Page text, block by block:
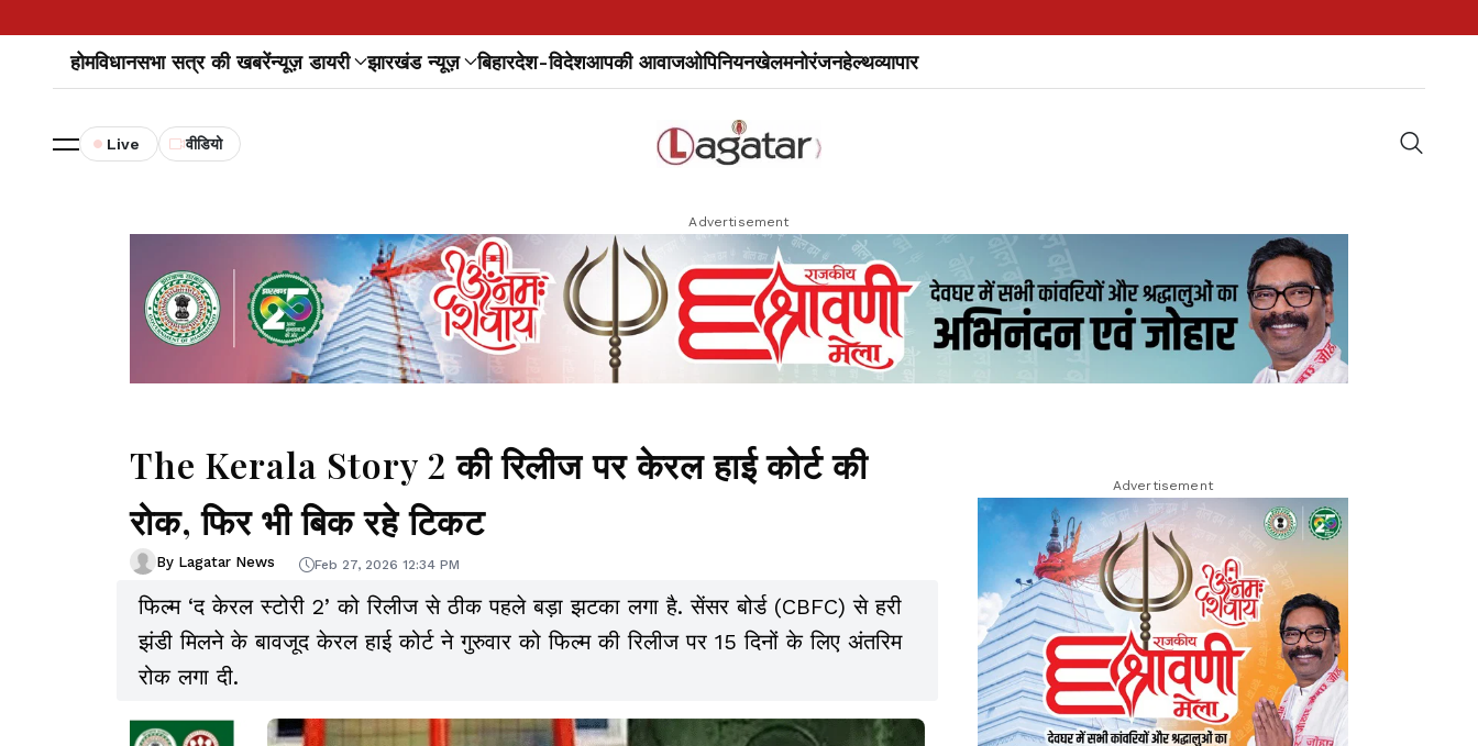
होमविधानसभा सत्र की खबरेंन्यूज़ डायरी झारखंड न्यूज़ बिहारदेश-विदेशआपकी आवाजओपिनियनखेलमनोरंजनहेल्थव्यापार
Live वीडियो
Advertisement
The Kerala Story 2 की रिलीज पर केरल हाई कोर्ट की
रोक, फिर भी बिक रहे टिकट
By Lagatar News Feb 27, 2026 12:34 PM
फिल्म ‘द केरल स्टोरी 2’ को रिलीज से ठीक पहले बड़ा झटका लगा है. सेंसर बोर्ड (CBFC) से हरी
झंडी मिलने के बावजूद केरल हाई कोर्ट ने गुरुवार को फिल्म की रिलीज पर 15 दिनों के लिए अंतरिम
रोक लगा दी.
Advertisement